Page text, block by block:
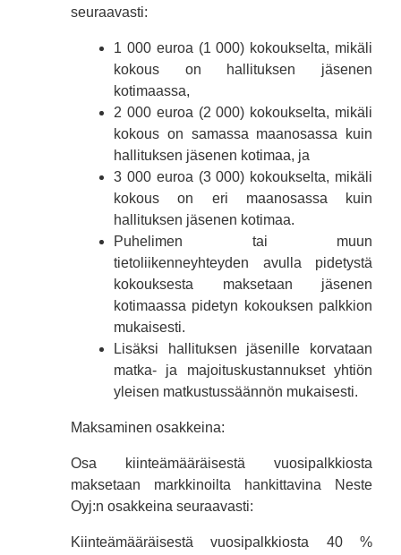
seuraavasti:
1 000 euroa (1 000) kokoukselta, mikäli
kokous on hallituksen jäsenen
kotimaassa,
2 000 euroa (2 000) kokoukselta, mikäli
kokous on samassa maanosassa kuin
hallituksen jäsenen kotimaa, ja
3 000 euroa (3 000) kokoukselta, mikäli
kokous on eri maanosassa kuin
hallituksen jäsenen kotimaa.
Puhelimen tai muun
tietoliikenneyhteyden avulla pidetystä
kokouksesta maksetaan jäsenen
kotimaassa pidetyn kokouksen palkkion
mukaisesti.
Lisäksi hallituksen jäsenille korvataan
matka- ja majoituskustannukset yhtiön
yleisen matkustussäännön mukaisesti.
Maksaminen osakkeina:
Osa kiinteämääräisestä vuosipalkkiosta
maksetaan markkinoilta hankittavina Neste
Oyj:n osakkeina seuraavasti:
Kiinteämääräisestä vuosipalkkiosta 40 %